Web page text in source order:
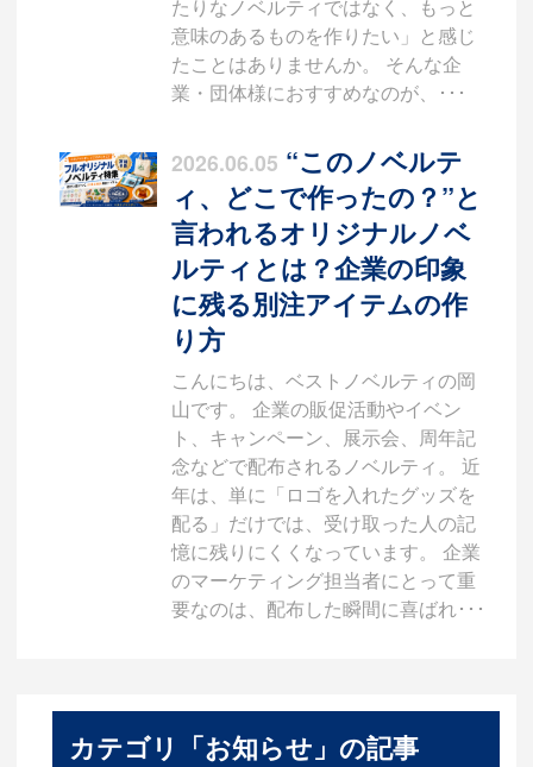
たりなノベルティではなく、もっと
意味のあるものを作りたい」と感じ
たことはありませんか。 そんな企
業・団体様におすすめなのが、･･･
2026.06.05 “このノベルテ
ィ、どこで作ったの？”と
言われるオリジナルノベ
ルティとは？企業の印象
に残る別注アイテムの作
り方
こんにちは、ベストノベルティの岡
山です。 企業の販促活動やイベン
ト、キャンペーン、展示会、周年記
念などで配布されるノベルティ。 近
年は、単に「ロゴを入れたグッズを
配る」だけでは、受け取った人の記
憶に残りにくくなっています。 企業
のマーケティング担当者にとって重
要なのは、配布した瞬間に喜ばれ･･･
カテゴリ「お知らせ」の記事